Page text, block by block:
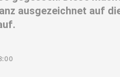
ausgezeichnet auf